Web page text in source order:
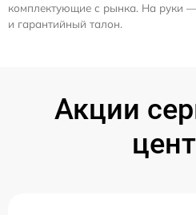
комплектующие с рынка. На руки
и гарантийный талон.
Акции